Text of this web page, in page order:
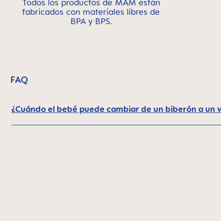
Todos los productos de MAM están
fabricados con materiales libres de
BPA y BPS.
FAQ
¿Cuándo el bebé puede cambiar de un biberón a un